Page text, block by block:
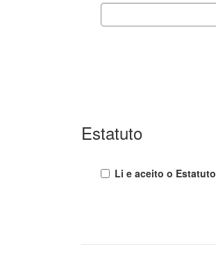
Estatuto
Li e aceito o Estatuto